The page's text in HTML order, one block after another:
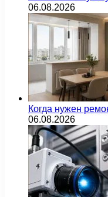
06.08.2026
Когда нужен
06.08.2026